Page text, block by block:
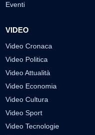
Eventi
VIDEO
Video Cronaca
Video Politica
Video Attualità
Video Economia
Video Cultura
Video Sport
Video Tecnologie